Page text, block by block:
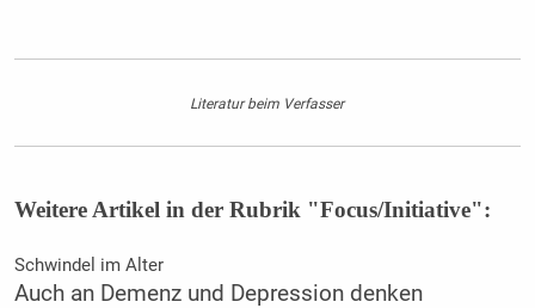
Literatur beim Verfasser
Weitere Artikel in der Rubrik "Focus/Initiative":
Schwindel im Alter
Auch an Demenz und Depression denken